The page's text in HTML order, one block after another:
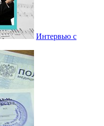
Интервью с